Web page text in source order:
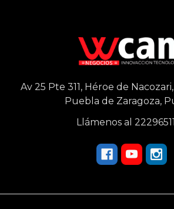
Av 25 Pte 311, Héroe de
Puebla de Zaragoza,
Llámenos al